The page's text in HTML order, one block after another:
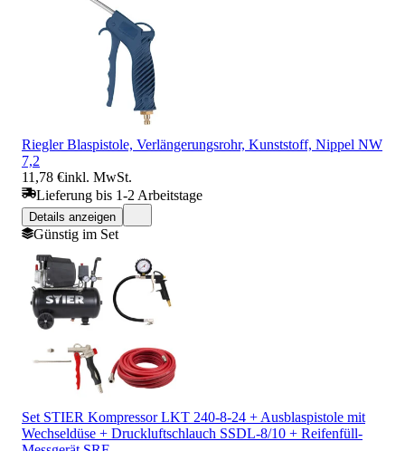
Riegler Blaspistole, Verlängerungsrohr, Kunststoff, Nippel NW
7,2
11,78 €inkl. MwSt.
Lieferung bis 1-2 Arbeitstage
Details anzeigen
Günstig im Set
Set STIER Kompressor LKT 240-8-24 + Ausblaspistole mit
Wechseldüse + Druckluftschlauch SSDL-8/10 + Reifenfüll-